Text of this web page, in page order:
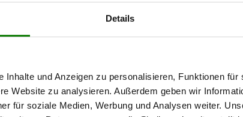
Details
Inhalte und Anzeigen zu personalisieren, Funktionen für
Website zu analysieren. Außerdem geben wir
für soziale Medien, Werbung und Analysen weiter.
1,25
2 12 6 3 27
2 12 6 3 6 37